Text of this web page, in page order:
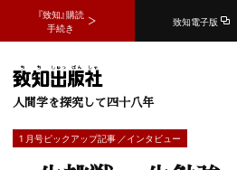
『致知』購読
手続き
致知電子版
人間学を探究して四十八年
1 月号ピックアップ記事 ／インタビュー